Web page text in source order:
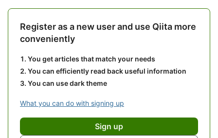
Register as a new user and use Qiita more
conveniently
You get articles that match your needs
You can efficiently read back useful information
You can use dark theme
What you can do with signing up
Sign up